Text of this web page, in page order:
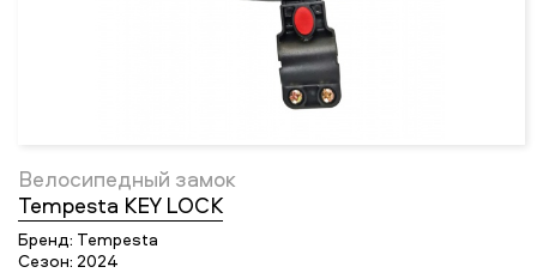
Велосипедный замок
Tempesta KEY LOCK
Бренд: Tempesta
Сезон: 2024